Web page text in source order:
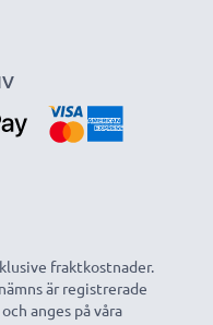
fraktkostnader.
är registrerade
anges på våra